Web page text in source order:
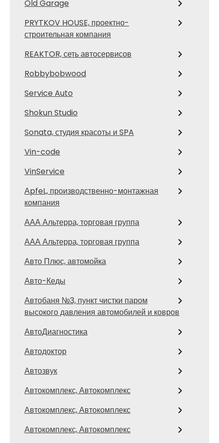
Old Garage
PRYTKOV HOUSE, проектно-
строительная компания
REAKTOR, сеть автосервисов
Robbybobwood
Service Auto
Shokun Studio
Sonata, студия красоты и SPA
Vin-code
VinService
АpfeL, производственно-монтажная
компания
ААА Альтерра, торговая группа
ААА Альтерра, торговая группа
Авто Плюс, автомойка
Авто-Кеды
Автобаня №3, пункт чистки паром
высокого давления автомобилей и ковров
АвтоДиагностика
Автодоктор
Автозвук
Автокомплекс, Автокомплекс
Автокомплекс, Автокомплекс
Автокомплекс, Автокомплекс